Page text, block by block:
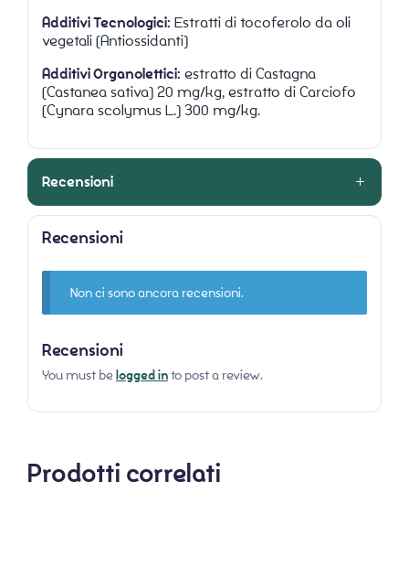
Additivi Tecnologici: Estratti di tocoferolo da oli
vegetali (Antiossidanti)
Additivi Organolettici: estratto di Castagna
(Castanea sativa) 20 mg/kg, estratto di Carciofo
(Cynara scolymus L.) 300 mg/kg.
Recensioni
Recensioni
Non ci sono ancora recensioni.
Recensioni
You must be logged into post a review.
Prodotti correlati